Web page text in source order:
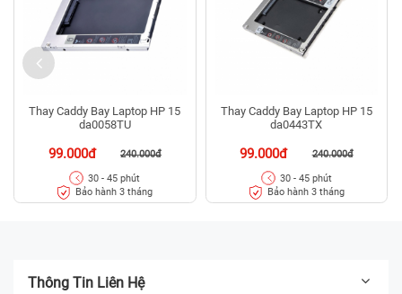
Thay Caddy Bay Laptop HP 15
da0058TU
99.000đ 240.000đ
30 - 45 phút
Bảo hành 3 tháng
Thay Caddy Bay Laptop HP 15
da0443TX
99.000đ 240.000đ
30 - 45 phút
Bảo hành 3 tháng
Thông Tin Liên Hệ